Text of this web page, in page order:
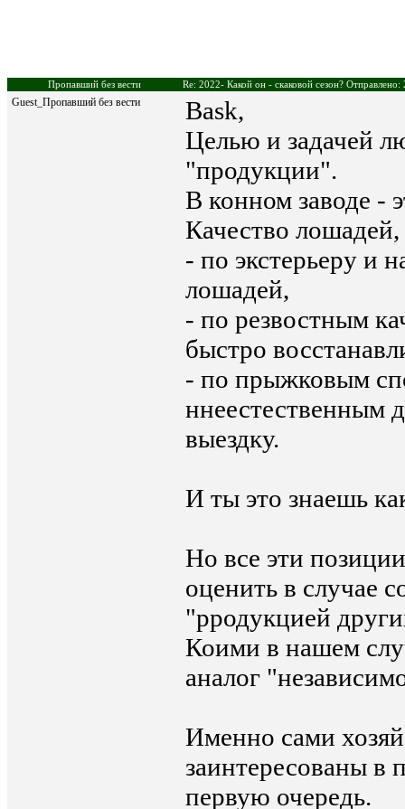
Пропавший без вести Re: 2022- Какой он - скаковой сезон?
Guest_Пропавший без вести
Bask,
Целью и задачей
"продукции".
В конном заводе -
Качество лошадей,
- по экстерьеру и
лошадей,
- по резвостным
быстро
- по прыжковым
ннеестественным
выездку.
И ты это знаешь
Но все эти
оценить в случае
"рродукцией
Коими в нашем
аналог
Именно сами
заинтересованы в
первую очередь.